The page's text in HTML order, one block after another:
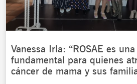
Vanessa Irla: “ROSAE es
fundamental para quienes
cáncer de mama y sus